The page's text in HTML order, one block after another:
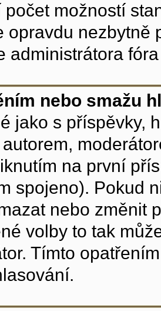
počet možností
opravdu nezbytně
administrátora
nebo smažu
jako s příspěvky,
na první
spojeno). Pokud
nebo změnit
volby to tak
Tímto